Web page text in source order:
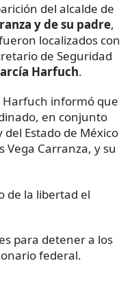
del alcalde de
y de su padre,
localizados con
de Seguridad
Harfuch.
Harfuch informó que
en conjunto
Estado de México
Vega Carranza, y su
de la libertad el
para detener a los
federal.